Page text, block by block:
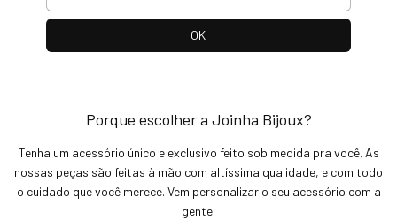
Porque escolher a Joinha Bijoux?
Tenha um acessório único e exclusivo feito sob medida pra você. As
nossas peças são feitas à mão com altíssima qualidade, e com todo
o cuidado que você merece. Vem personalizar o seu acessório com a
gente!